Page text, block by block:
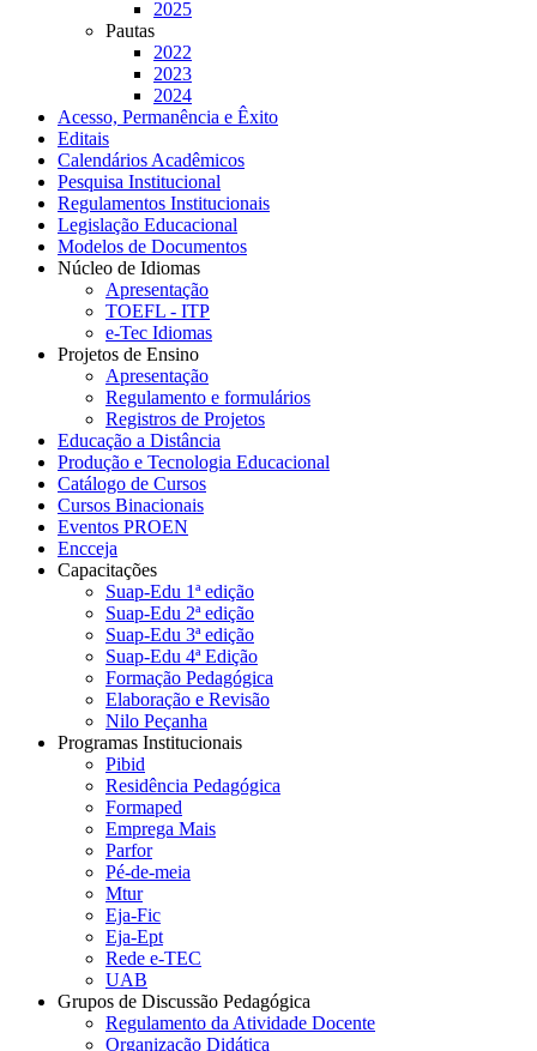
2025
Pautas
2022
2023
2024
Acesso, Permanência e Êxito
Editais
Calendários Acadêmicos
Pesquisa Institucional
Regulamentos Institucionais
Legislação Educacional
Modelos de Documentos
Núcleo de Idiomas
Apresentação
TOEFL - ITP
e-Tec Idiomas
Projetos de Ensino
Apresentação
Regulamento e formulários
Registros de Projetos
Educação a Distância
Produção e Tecnologia Educacional
Catálogo de Cursos
Cursos Binacionais
Eventos PROEN
Encceja
Capacitações
Suap-Edu 1ª edição
Suap-Edu 2ª edição
Suap-Edu 3ª edição
Suap-Edu 4ª Edição
Formação Pedagógica
Elaboração e Revisão
Nilo Peçanha
Programas Institucionais
Pibid
Residência Pedagógica
Formaped
Emprega Mais
Parfor
Pé-de-meia
Mtur
Eja-Fic
Eja-Ept
Rede e-TEC
UAB
Grupos de Discussão Pedagógica
Regulamento da Atividade Docente
Organização Didática